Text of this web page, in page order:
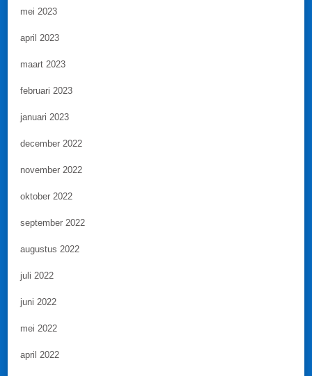
mei 2023
april 2023
maart 2023
februari 2023
januari 2023
december 2022
november 2022
oktober 2022
september 2022
augustus 2022
juli 2022
juni 2022
mei 2022
april 2022